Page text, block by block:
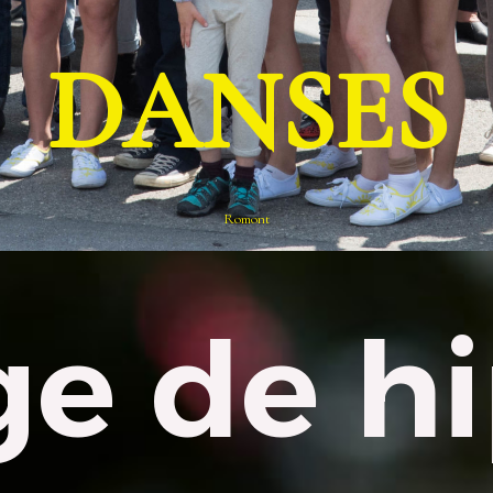
DANSES
Romont
de